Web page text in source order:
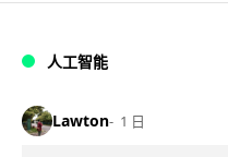
人工智能
Lawton 1 日